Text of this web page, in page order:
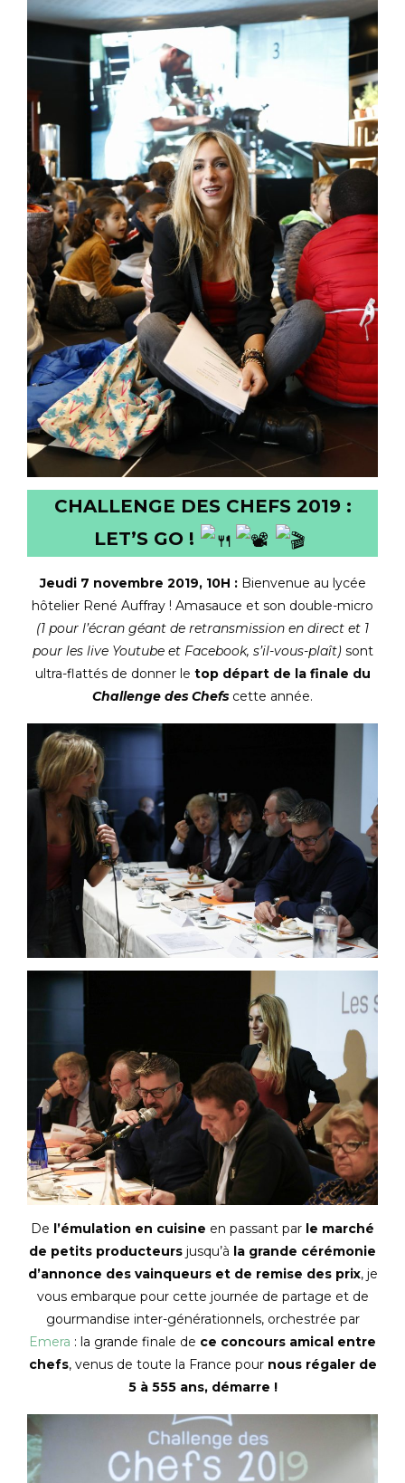
CHALLENGE DES CHEFS 2019 :
LET’S GO !
Jeudi 7 novembre 2019, 10H :Bienvenue au lycée
hôtelier René Auffray ! Amasauce et son double-micro
(1 pour l’écran géant de retransmission en direct et 1
pour les live Youtube et Facebook, s’il-vous-plaît)sont
ultra-flattés de donner le top départ de la finale du
Challenge des Chefs cette année.
De l’émulation en cuisine en passant par le marché
de petits producteurs jusqu’à la grande cérémonie
d’annonce des vainqueurs et de remise des prix, je
vous embarque pour cette journée de partage et de
gourmandise inter-générationnels, orchestrée par
Emera : la grande finale de ce concours amical entre
chefs, venus de toute la France pour nous régaler de
5 à 555 ans, démarre !